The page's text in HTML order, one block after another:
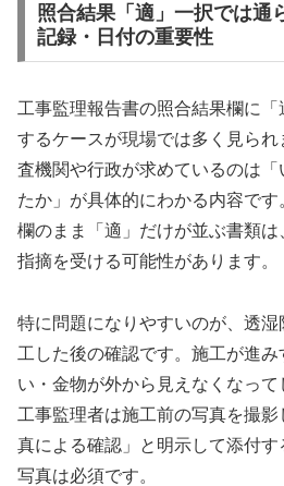
照合結果「適」一択では通
記録・日付の重要性
工事監理報告書の照合結果欄に
するケースが現場では多く見ら
査機関や行政が求めているのは
たか」が具体的にわかる内容で
欄のまま「適」だけが並ぶ書類
指摘を受ける可能性があります。
特に問題になりやすいのが、透
工した後の確認です。施工が進
い・金物が外から見えなくなって
工事監理者は施工前の写真を撮
真による確認」と明示して添付す
写真は必須です。